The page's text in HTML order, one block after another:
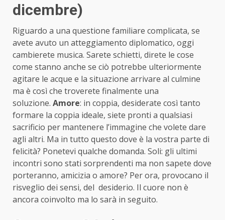
dicembre)
Riguardo a una questione familiare complicata, se
avete avuto un atteggiamento diplomatico, oggi
cambierete musica. Sarete schietti, direte le cose
come stanno anche se ciò potrebbe ulteriormente
agitare le acque e la situazione arrivare al culmine
ma è così che troverete finalmente una
soluzione. Amore: in coppia, desiderate così tanto
formare la coppia ideale, siete pronti a qualsiasi
sacrificio per mantenere l’immagine che volete dare
agli altri. Ma in tutto questo dove è la vostra parte di
felicità? Ponetevi qualche domanda. Soli: gli ultimi
incontri sono stati sorprendenti ma non sapete dove
porteranno, amicizia o amore? Per ora, provocano il
risveglio dei sensi, del desiderio. Il cuore non è
ancora coinvolto ma lo sarà in seguito.